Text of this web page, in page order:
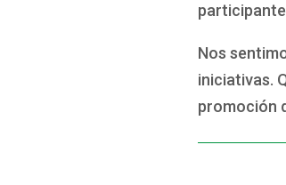
Nos
iniciativas.
promoción